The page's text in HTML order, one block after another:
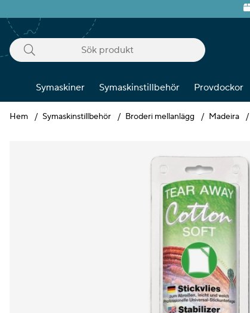
Symaskiner Symaskinstillbehör Provdockor
Hem Symaskinstillbehör Broderi mellanlägg Madeira